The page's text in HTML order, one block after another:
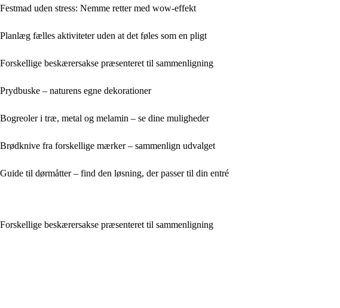
Festmad uden stress: Nemme retter med wow-effekt
Planlæg fælles aktiviteter uden at det føles som en pligt
Forskellige beskærersakse præsenteret til sammenligning
Prydbuske – naturens egne dekorationer
Bogreoler i træ, metal og melamin – se dine muligheder
Brødknive fra forskellige mærker – sammenlign udvalget
Guide til dørmåtter – find den løsning, der passer til din entré
Forskellige beskærersakse præsenteret til sammenligning